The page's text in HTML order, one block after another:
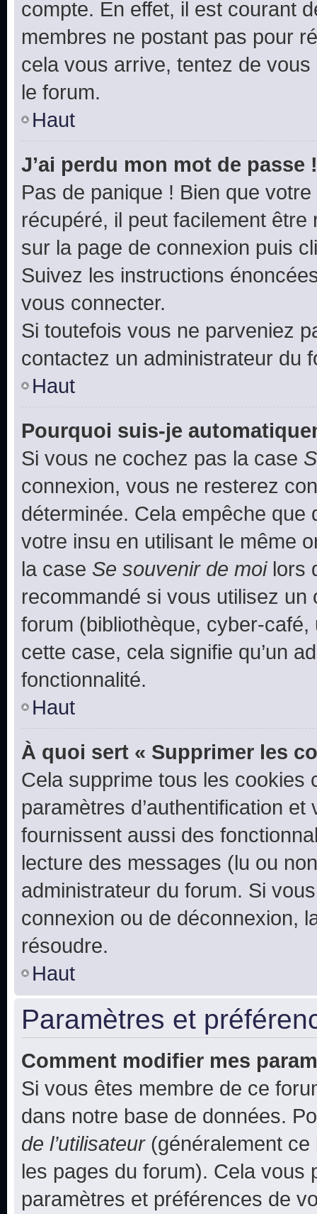
compte. En effet, il est courant
membres ne postant pas pour
cela vous arrive, tentez de
le forum.
Haut
J’ai perdu mon mot de passe !
Pas de panique ! Bien que
récupéré, il peut facilement
sur la page de connexion puis
Suivez les instructions
vous connecter.
Si toutefois vous ne parveniez
contactez un administrateur du
Haut
Pourquoi suis-je
Si vous ne cochez pas la case
connexion, vous ne resterez
déterminée. Cela empêche que
votre insu en utilisant le même
la case Se souvenir de moilors
recommandé si vous utilisez
forum (bibliothèque, cyber-
cette case, cela signifie qu’un
fonctionnalité.
Haut
À quoi sert « Supprimer les
Cela supprime tous les cookies
paramètres d’authentification
fournissent aussi des
lecture des messages (lu ou
administrateur du forum. Si
connexion ou de déconnexion,
résoudre.
Haut
Paramètres et
Comment modifier mes
Si vous êtes membre de ce
dans notre base de données.
de l’utilisateur(généralement ce
les pages du forum). Cela vous
paramètres et préférences de